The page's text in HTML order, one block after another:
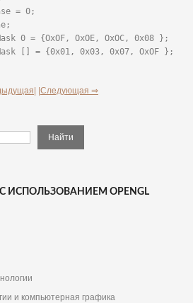
= 0;
0 = {OxOF, OxOE, OxOC, 0x08 };
[] = {0x01, 0x03, 0x07, OxOF };
|Следующая ⇒
ИСПОЛЬЗОВАНИЕМ OPENGL
и компьютерная графика